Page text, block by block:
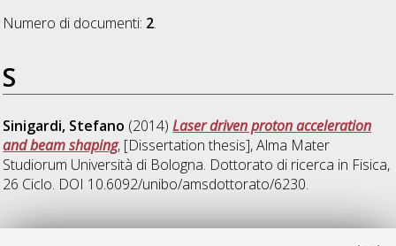
Numero di documenti: 2.
S
Sinigardi, Stefano (2014)Laser driven proton acceleration
and beam shaping, [Dissertation thesis], Alma Mater
Studiorum Università di Bologna. Dottorato di ricerca in Fisica,
26 Ciclo. DOI 10.6092/unibo/amsdottorato/6230.
V